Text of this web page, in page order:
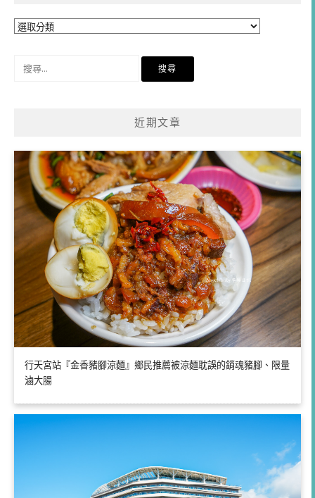
分
近期文章
行天宮站『金香豬腳涼麵』鄉民推薦被涼麵耽誤的銷魂豬腳、限量
滷大腸